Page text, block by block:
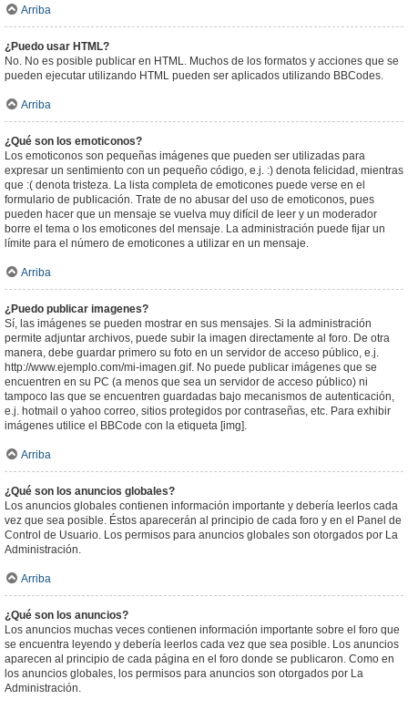
Arriba
¿Puedo usar HTML?
No. No es posible publicar en HTML. Muchos de los formatos y acciones que se
pueden ejecutar utilizando HTML pueden ser aplicados utilizando BBCodes.
Arriba
¿Qué son los emoticonos?
Los emoticonos son pequeñas imágenes que pueden ser utilizadas para
expresar un sentimiento con un pequeño código, e.j. :) denota felicidad, mientras
que :( denota tristeza. La lista completa de emoticones puede verse en el
formulario de publicación. Trate de no abusar del uso de emoticonos, pues
pueden hacer que un mensaje se vuelva muy difícil de leer y un moderador
borre el tema o los emoticones del mensaje. La administración puede fijar un
límite para el número de emoticones a utilizar en un mensaje.
Arriba
¿Puedo publicar imagenes?
Sí, las imágenes se pueden mostrar en sus mensajes. Si la administración
permite adjuntar archivos, puede subir la imagen directamente al foro. De otra
manera, debe guardar primero su foto en un servidor de acceso público, e.j.
http://www.ejemplo.com/mi-imagen.gif. No puede publicar imágenes que se
encuentren en su PC (a menos que sea un servidor de acceso público) ni
tampoco las que se encuentren guardadas bajo mecanismos de autenticación,
e.j. hotmail o yahoo correo, sitios protegidos por contraseñas, etc. Para exhibir
imágenes utilice el BBCode con la etiqueta [img].
Arriba
¿Qué son los anuncios globales?
Los anuncios globales contienen información importante y debería leerlos cada
vez que sea posible. Éstos aparecerán al principio de cada foro y en el Panel de
Control de Usuario. Los permisos para anuncios globales son otorgados por La
Administración.
Arriba
¿Qué son los anuncios?
Los anuncios muchas veces contienen información importante sobre el foro que
se encuentra leyendo y debería leerlos cada vez que sea posible. Los anuncios
aparecen al principio de cada página en el foro donde se publicaron. Como en
los anuncios globales, los permisos para anuncios son otorgados por La
Administración.